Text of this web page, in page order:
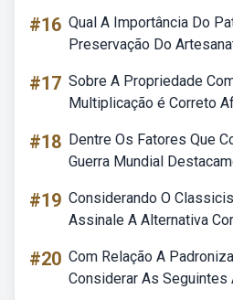
#16 Qual A Importância Do
Preservação Do
#17 Sobre A Propriedade
Multiplicação é Correto
#18 Dentre Os Fatores Que
Guerra Mundial
#19 Considerando O
Assinale A Alternativa
#20 Com Relação A
Considerar As Seguintes